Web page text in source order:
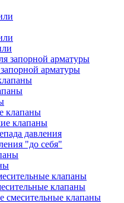
арматуры
клапаны
клапаны
давления
"до себя"
клапаны
клапаны
смесительные клапаны